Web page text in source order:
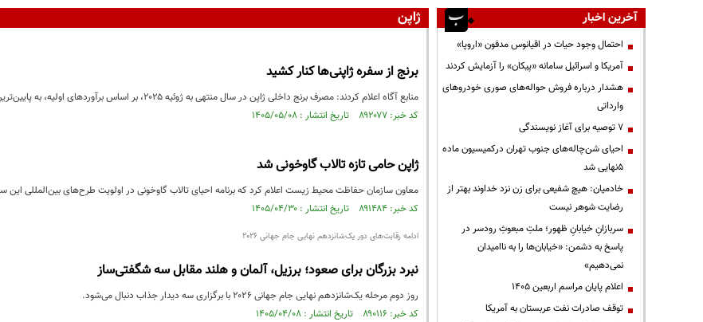
ژاپن
برنج از سفره ژاپنی‌ها کنار کشید
منابع آگاه اعلام کردند: مصرف برنج داخلی ژاپن در سال منتهی به ژوئیه ۲۰۲۵، بر اساس برآوردهای اولیه، به پایین‌ترین حد خود یعنی ۶.۸۳ میلیون...
کد خبر: ۸۹۲۰۷۷ تاریخ انتشار : ۱۴۰۵/۰۵/۰۸
ژاپن حامی تازه تالاب گاوخونی شد
معاون سازمان حفاظت محیط زیست اعلام کرد که برنامه احیای تالاب گاوخونی در اولویت طرح‌های بین‌المللی این
کد خبر: ۸۹۱۴۸۴ تاریخ انتشار : ۱۴۰۵/۰۴/۳۰
ادامه رقابت‌های دور یک‌شانزدهم نهایی جام جهانی ۲۰۲۶
نبرد بزرگان برای صعود؛ برزیل، آلمان و هلند مقابل سه شگفتی‌ساز
روز دوم مرحله یک‌شانزدهم نهایی جام جهانی ۲۰۲۶ با برگزاری سه دیدار جذاب دنبال می‌شود.
کد خبر: ۸۹۰۱۱۶ تاریخ انتشار : ۱۴۰۵/۰۴/۰۸
آخرین اخبار
احتمال وجود حیات در اقیانوس مدفون «اروپا»
آمریکا و اسرائیل سامانه «پیکان» را آزمایش کردند
هشدار درباره فروش حواله‌های صوری خودروهای
وارداتی
۷ توصیه برای آغاز نویسندگی
احیای شن‌چاله‌های جنوب تهران درکمیسیون ماده
۵نهایی شد
خادمیان: هیچ شفیعی برای زن نزد خداوند بهتر از
رضایت شوهر نیست
سربازانِ خیابانِ ظهور؛ ملتِ مبعوثِ رودسر در
پاسخ به دشمن: «خیابان‌ها را به ناامیدان
نمی‌دهیم»
اعلام پایان مراسم اربعین ۱۴۰۵
توقف صادرات نفت عربستان به آمریکا